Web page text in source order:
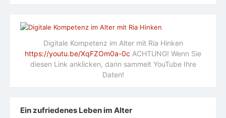
Digitale Kompetenz im Alter mit Ria Hinken
https://youtu.be/XqFZOm0a-0c ACHTUNG! Wenn Sie
diesen Link anklicken, dann sammelt YouTube Ihre
Daten!
Ein zufriedenes Leben im Alter